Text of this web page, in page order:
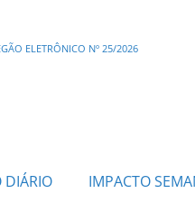
ELETRÔNICO Nº 25/2026
DIÁRIO IMPACTO